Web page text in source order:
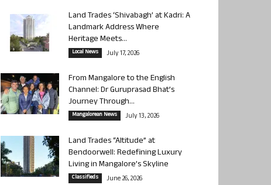
Land Trades ‘Shivabagh’ at Kadri: A
Landmark Address Where
Heritage Meets...
Local News July 17, 2026
From Mangalore to the English
Channel: Dr Guruprasad Bhat’s
Journey Through...
Mangalorean News July 13, 2026
Land Trades “Altitude” at
Bendoorwell: Redefining Luxury
Living in Mangalore’s Skyline
Classifieds June 26, 2026